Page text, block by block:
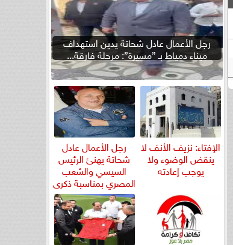
رجل الأعمال عادل شحاتة يدين استهداف
ميناء دمياط بـ ”مسيرة”: مرحلة فارقة...
الإفتاء: نزيف الأنف لا
ينقض الوضوء ولا
يوجب إعادته
رجل الأعمال عادل
شحاتة يهنئ الرئيس
السيسي والشعب
المصري بمناسبة ذكرى
ثورة...